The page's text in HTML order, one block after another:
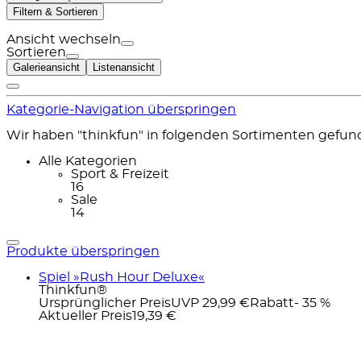
Filtern & Sortieren
Ansicht wechseln
Sortieren
Galerieansicht Listenansicht
Kategorie-Navigation überspringen
Wir haben "thinkfun" in folgenden Sortimenten
Alle Kategorien
Sport & Freizeit
16
Sale
14
Produkte überspringen
Spiel »Rush Hour Deluxe«
Thinkfun®
Ursprünglicher PreisUVP 29,99 € Rabatt- 35 %
Aktueller Preis19,39 €